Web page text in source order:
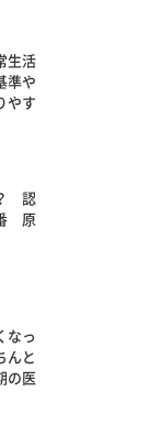
生活
準や
やす
認
原
なっ
んと
の医